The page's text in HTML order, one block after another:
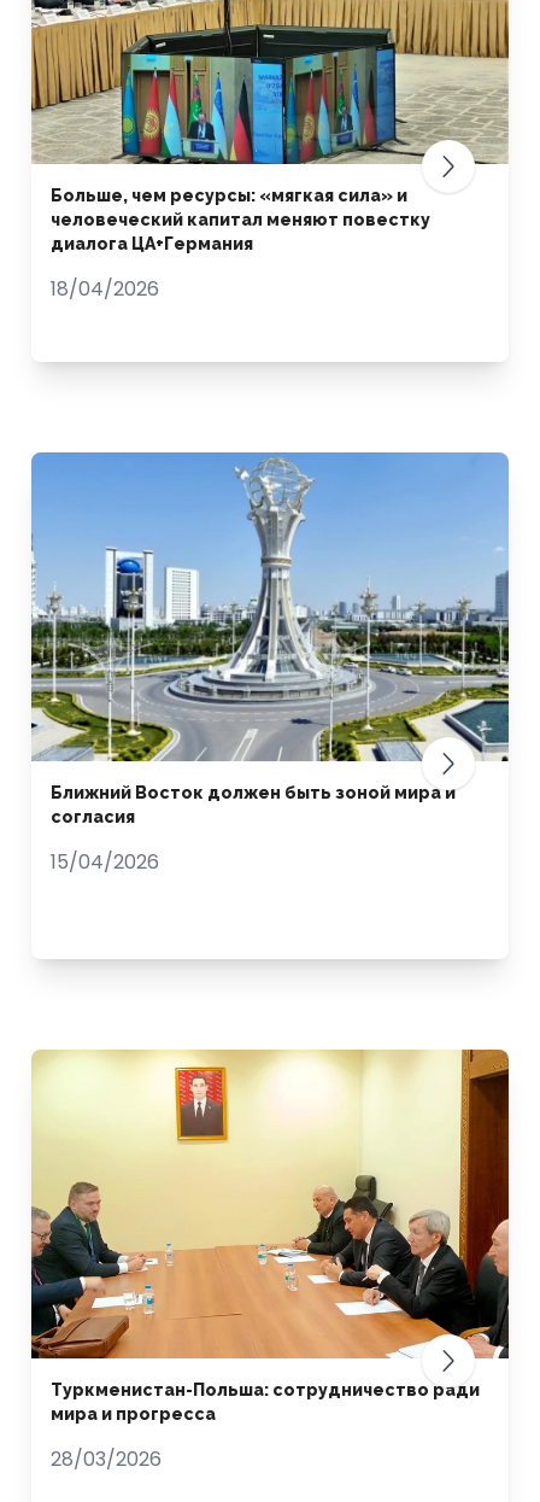
Больше, чем ресурсы: «мягкая сила» и
человеческий капитал меняют повестку
диалога ЦА+Германия
18/04/2026
Ближний Восток должен быть зоной мира и
согласия
15/04/2026
Туркменистан-Польша: сотрудничество ради
мира и прогресса
28/03/2026